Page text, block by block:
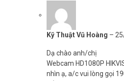
Kỹ Thuật Vũ Hoàng –
Dạ chào anh/chị
Webcam HD1080P
nhìn ạ, a/c vui lòng gọi